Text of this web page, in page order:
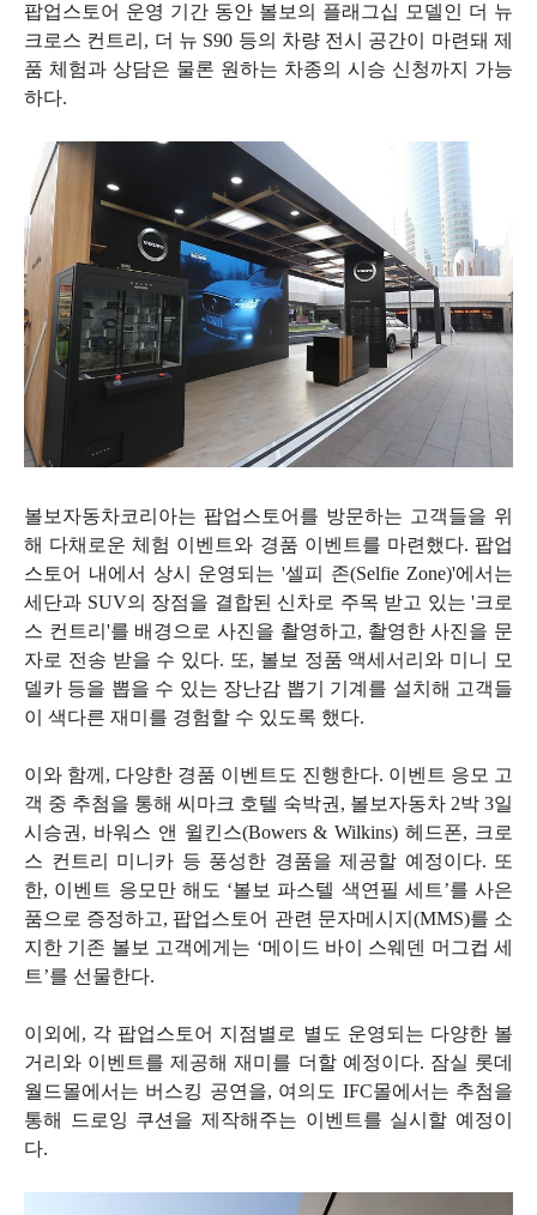
팝업스토어 운영 기간 동안 볼보의 플래그십 모델인 더 뉴
크로스 컨트리 , 더 뉴 S90 등의 차량 전시 공간이 마련돼 제
품 체험과 상담은 물론 원하는 차종의 시승 신청까지 가능
하다.
볼보자동차코리아는 팝업스토어를 방문하는 고객들을 위
해 다채로운 체험 이벤트와 경품 이벤트를 마련했다. 팝업
스토어 내에서 상시 운영되는 '셀피 존(Selfie Zone)'에서는
세단과 SUV의 장점을 결합된 신차로 주목 받고 있는 '크로
스 컨트리 '를 배경으로 사진을 촬영하고, 촬영한 사진을 문
자로 전송 받을 수 있다. 또, 볼보 정품 액세서리와 미니 모
델카 등을 뽑을 수 있는 장난감 뽑기 기계를 설치해 고객들
이 색다른 재미를 경험할 수 있도록 했다.
이와 함께 , 다양한 경품 이벤트도 진행한다. 이벤트 응모 고
객 중 추첨을 통해 씨마크 호텔 숙박권, 볼보자동차 2박 3일
시승권, 바워스 앤 윌킨스(Bowers & Wilkins)헤드폰, 크로
스 컨트리 미니카 등 풍성한 경품을 제공할 예정이다. 또
한, 이벤트 응모만 해도 ‘볼보 파스텔 색연필 세트’를 사은
품으로 증정하고, 팝업스토어 관련 문자메시지 (MMS)를 소
지한 기존 볼보 고객에게는 ‘메이드 바이 스웨덴 머그컵 세
트’를 선물한다.
이외에 , 각 팝업스토어 지점별로 별도 운영되는 다양한 볼
거리와 이벤트를 제공해 재미를 더할 예정이다. 잠실 롯데
월드몰에서는 버스킹 공연을, 여의도 IFC몰에서는 추첨을
통해 드로잉 쿠션을 제작해주는 이벤트를 실시할 예정이
다.